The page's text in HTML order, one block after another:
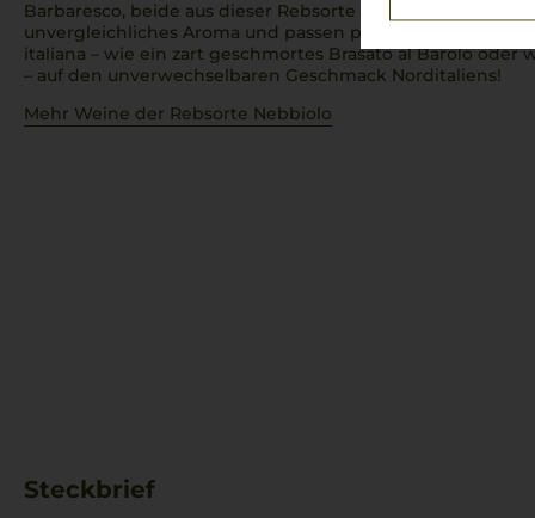
Barbaresco, beide aus dieser Rebsorte gekeltert, entfalten
unvergleichliches Aroma und passen perfekt zu den
italiana – wie ein zart geschmortes Brasato al Barolooder
– auf den unverwechselbaren Geschmack Norditaliens!
Mehr Weine der Rebsorte Nebbiolo
Steckbrief